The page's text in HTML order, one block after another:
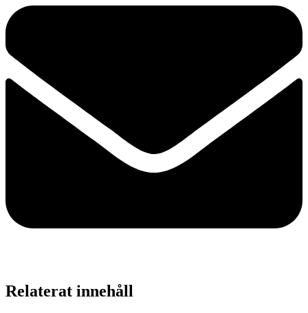
Relaterat innehåll